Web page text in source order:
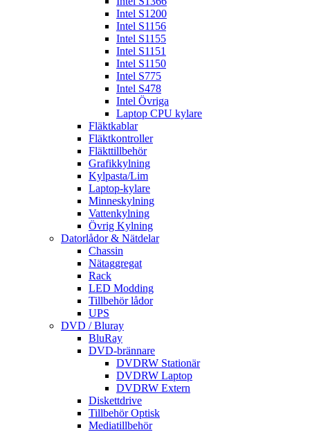
Intel S1200
Intel S1156
Intel S1155
Intel S1151
Intel S1150
Intel S775
Intel S478
Intel Övriga
Laptop CPU kylare
Fläktkablar
Fläktkontroller
Fläkttillbehör
Grafikkylning
Kylpasta/Lim
Laptop-kylare
Minneskylning
Vattenkylning
Övrig Kylning
Datorlådor & Nätdelar
Chassin
Nätaggregat
Rack
LED Modding
Tillbehör lådor
UPS
DVD / Bluray
BluRay
DVD-brännare
DVDRW Stationär
DVDRW Laptop
DVDRW Extern
Diskettdrive
Tillbehör Optisk
Mediatillbehör